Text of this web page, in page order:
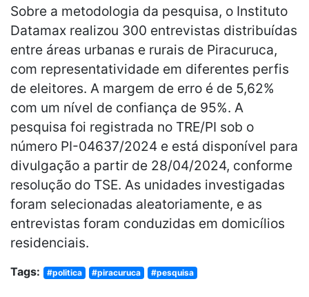
Sobre a metodologia da pesquisa, o Instituto
Datamax realizou 300 entrevistas distribuídas
entre áreas urbanas e rurais de Piracuruca,
com representatividade em diferentes perfis
de eleitores. A margem de erro é de 5,62%
com um nível de confiança de 95%. A
pesquisa foi registrada no TRE/PI sob o
número PI-04637/2024 e está disponível para
divulgação a partir de 28/04/2024, conforme
resolução do TSE. As unidades investigadas
foram selecionadas aleatoriamente, e as
entrevistas foram conduzidas em domicílios
residenciais.
Tags: #politica #piracuruca #pesquisa